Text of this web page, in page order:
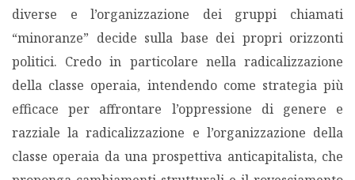
diverse e l’organizzazione dei gruppi chiamati
“minoranze” decide sulla base dei propri orizzonti
politici. Credo in particolare nella radicalizzazione
della classe operaia, intendendo come strategia più
efficace per affrontare l’oppressione di genere e
razziale la radicalizzazione e l’organizzazione della
classe operaia da una prospettiva anticapitalista, che